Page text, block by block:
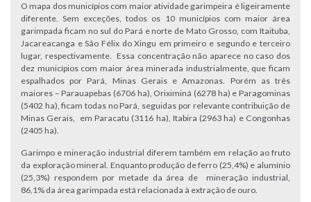
O mapa dos municípios com maior atividade garimpeira é ligeiramente
diferente. Sem exceções, todos os 10 municípios com maior área
garimpada ficam no sul do Pará e norte de Mato Grosso, com Itaituba,
Jacareacanga e São Félix do Xingu em primeiro e segundo e terceiro
lugar, respectivamente. Essa concentração não aparece no caso dos
dez municípios com maior área minerada industrialmente, que ficam
espalhados por Pará, Minas Gerais e Amazonas. Porém as três
maiores – Parauapebas (6706 ha), Oriximiná (6278 ha) e Paragominas
(5402 ha), ficam todas no Pará, seguidas por relevante contribuição de
Minas Gerais, em Paracatu (3116 ha), Itabira (2963 ha) e Congonhas
(2405 ha).
Garimpo e mineração industrial diferem também em relação ao fruto
da exploração mineral. Enquanto produção de ferro (25,4%) e alumínio
(25,3%) respondem por metade da área de mineração industrial,
86,1% da área garimpada está relacionada à extração de ouro.